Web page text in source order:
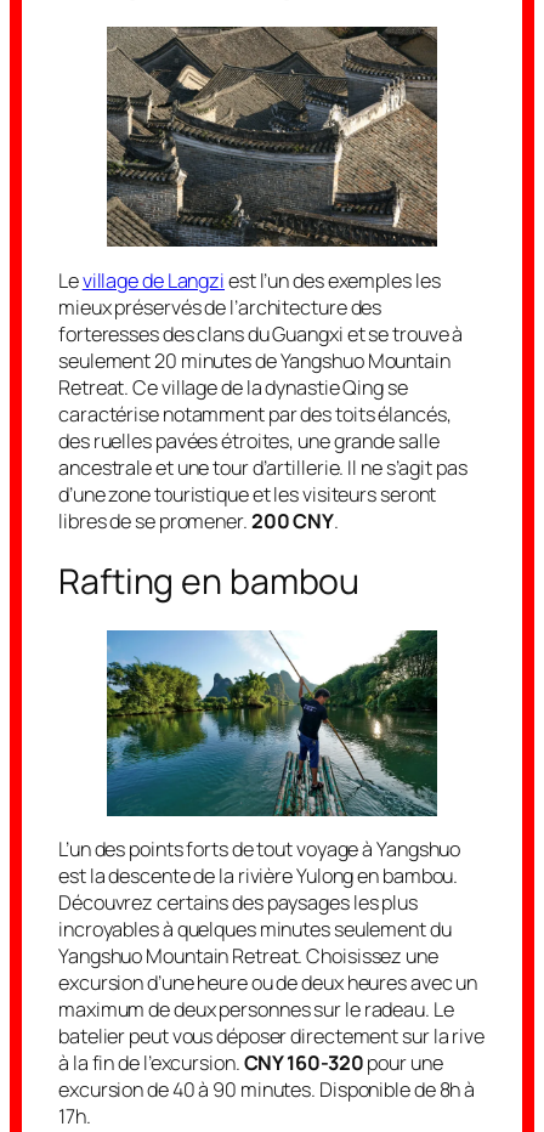
Levillage de Langziest l’un des exemples les
mieux préservés de l’architecture des
forteresses des clans du Guangxi et se trouve à
seulement 20 minutes de Yangshuo Mountain
Retreat. Ce village de la dynastie Qing se
caractérise notamment par des toits élancés,
des ruelles pavées étroites, une grande salle
ancestrale et une tour d’artillerie. Il ne s’agit pas
d’une zone touristique et les visiteurs seront
libres de se promener.200 CNY.
Rafting en bambou
L’un des points forts de tout voyage à Yangshuo
est la descente de la rivière Yulong en bambou.
Découvrez certains des paysages les plus
incroyables à quelques minutes seulement du
Yangshuo Mountain Retreat. Choisissez une
excursion d’une heure ou de deux heures avec un
maximum de deux personnes sur le radeau. Le
batelier peut vous déposer directement sur la rive
à la fin de l’excursion.CNY 160-320pour une
excursion de 40 à 90 minutes. Disponible de 8h à
17h.